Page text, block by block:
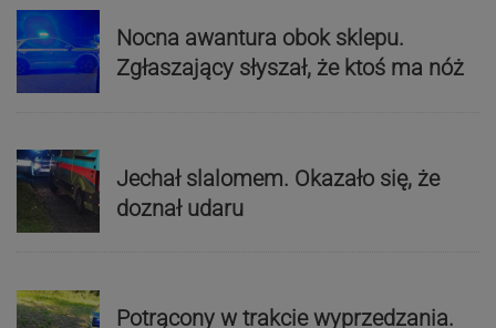
Nocna awantura obok sklepu.
Zgłaszający słyszał, że ktoś ma nóż
Jechał slalomem. Okazało się, że
doznał udaru
Potrącony w trakcie wyprzedzania.